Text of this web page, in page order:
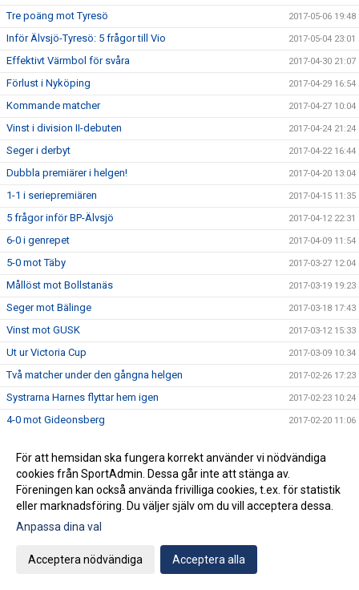
Tre poäng mot Tyresö 2017-05-06 19:48
Inför Älvsjö-Tyresö: 5 frågor till Vio 2017-05-04 23:01
Effektivt Värmbol för svåra 2017-04-30 21:07
Förlust i Nyköping 2017-04-29 16:54
Kommande matcher 2017-04-27 10:04
Vinst i division II-debuten 2017-04-24 21:24
Seger i derbyt 2017-04-22 16:44
Dubbla premiärer i helgen! 2017-04-20 13:04
1-1 i seriepremiären 2017-04-15 11:35
5 frågor inför BP-Älvsjö 2017-04-12 22:31
6-0 i genrepet 2017-04-09 11:54
5-0 mot Täby 2017-03-27 12:04
Mållöst mot Bollstanäs 2017-03-19 19:23
Seger mot Bälinge 2017-03-18 17:43
Vinst mot GUSK 2017-03-12 15:33
Ut ur Victoria Cup 2017-03-09 10:34
Två matcher under den gångna helgen 2017-02-26 17:23
Systrarna Harnes flyttar hem igen 2017-02-23 10:24
4-0 mot Gideonsberg 2017-02-20 11:06
2-0 mot Brommapojkarna 2017-02-04 15:58
Fredrika Hartzell - " Jag känner att jag har hamnat rätt" 2017-02-03 11:37
Semi respektive återkval i Nyköping Futsal Cup 2017-01-30 13:21
Isabelle Käller ny lagkapten
Seger respektive semifinal i NFF-cupen
För att hemsidan ska fungera korrekt använder vi nödvändiga
cookies från SportAdmin. Dessa går inte att stänga av.
Föreningen kan också använda frivilliga cookies, t.ex. för statistik
eller marknadsföring. Du väljer själv om du vill acceptera dessa.
Anpassa dina val
Acceptera nödvändiga Acceptera alla